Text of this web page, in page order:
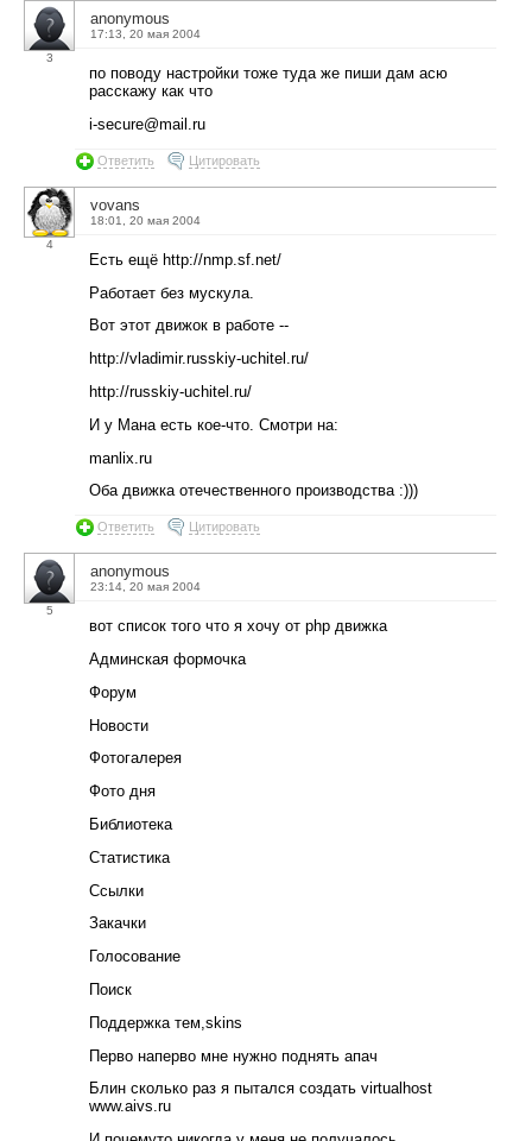
3
anonymous
17:13, 20 мая 2004
по поводу настройки тоже туда же пиши дам асю
расскажу как что
i-secure@mail.ru
Ответить Цитировать
4
vovans
18:01, 20 мая 2004
Есть ещё http://nmp.sf.net/
Работает без мускула.
Вот этот движок в работе --
http://vladimir.russkiy-uchitel.ru/
http://russkiy-uchitel.ru/
И у Мана есть кое-что. Смотри на:
manlix.ru
Оба движка отечественного производства :)))
Ответить Цитировать
5
anonymous
23:14, 20 мая 2004
вот список того что я хочу от php движка
Админская формочка
Форум
Новости
Фотогалерея
Фото дня
Библиотека
Статистика
Ссылки
Закачки
Голосование
Поиск
Поддержка тем,skins
Перво наперво мне нужно поднять апач
Блин сколько раз я пытался создать virtualhost
www.aivs.ru